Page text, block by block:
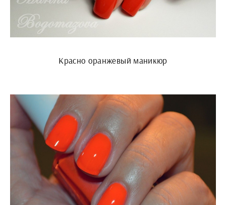
Красно оранжевый маникюр